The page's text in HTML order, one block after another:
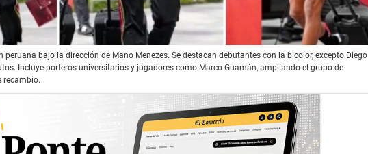
Debutantes de la Selección Peruana con Mano Menezes - c
peruana bajo la dirección de Mano Menezes. Se destacan debutantes con la bicolor, excepto Diego
Incluye porteros universitarios y jugadores como Marco Guamán, ampliando el grupo de
recambio.